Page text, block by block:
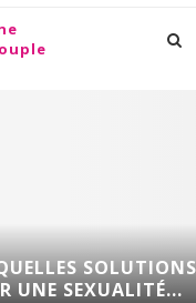
SOLUTIONS
SEXUALITÉ...